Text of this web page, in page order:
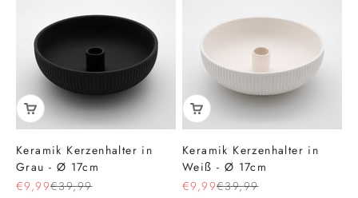
Keramik Kerzenhalter in
Grau - Ø 17cm
Angebot
€9,99Regulärer Preis
€39,99
Keramik Kerzenhalter in
Weiß - Ø 17cm
Angebot
€9,99Regulärer Preis
€39,99